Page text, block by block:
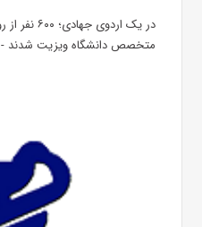
در یک
متخصص دانشگاه ویزیت شدند - ۱۴۰۱/۰۹/۱۳